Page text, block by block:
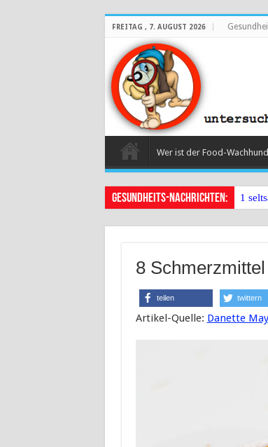
FREITAG , 7. AUGUST 2026
Wer ist der Food-
Gesundheits-Nachrichten: 1
8
teilen twittern
Artikel-Quelle: Danette May